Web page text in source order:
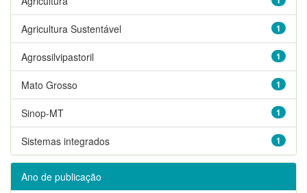
1
Agricultura Sustentável
1
Agrossilvipastoril
1
Mato Grosso
1
Sinop-MT
1
Sistemas integrados
Ano de publicação